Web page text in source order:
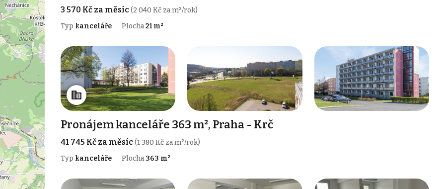
3 570 Kč za měsíc(2 040 Kč za m²/rok)
Typ kanceláře Plocha21 m²
Pronájem kanceláře 363 m², Praha - Krč
41 745 Kč za měsíc(1 380 Kč za m²/rok)
Typ kanceláře Plocha 363 m²